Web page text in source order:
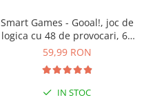
Smart Games - Gooal!, joc de
logica cu 48 de provocari, 6+
ani
59,99 RON
IN STOC